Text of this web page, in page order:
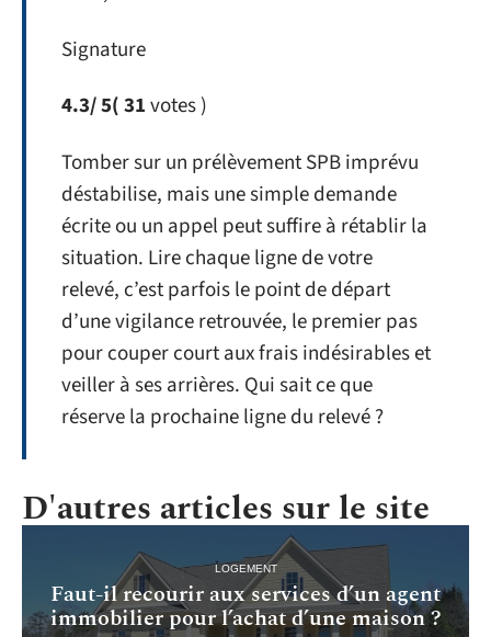
Signature
4.3/ 5( 31votes )
Tomber sur un prélèvement SPB imprévu
déstabilise, mais une simple demande
écrite ou un appel peut suffire à rétablir la
situation. Lire chaque ligne de votre
relevé, c’est parfois le point de départ
d’une vigilance retrouvée, le premier pas
pour couper court aux frais indésirables et
veiller à ses arrières. Qui sait ce que
réserve la prochaine ligne du relevé ?
D'autres articles sur le site
LOGEMENT
Faut-il recourir aux services d’un agent
immobilier pour l’achat d’une maison ?